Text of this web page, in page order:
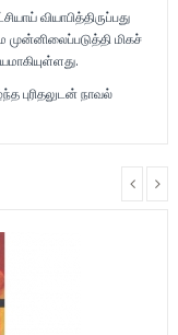
வியாபித்திருப்பது
மிகச்
புரிதலுடன் நாவல்